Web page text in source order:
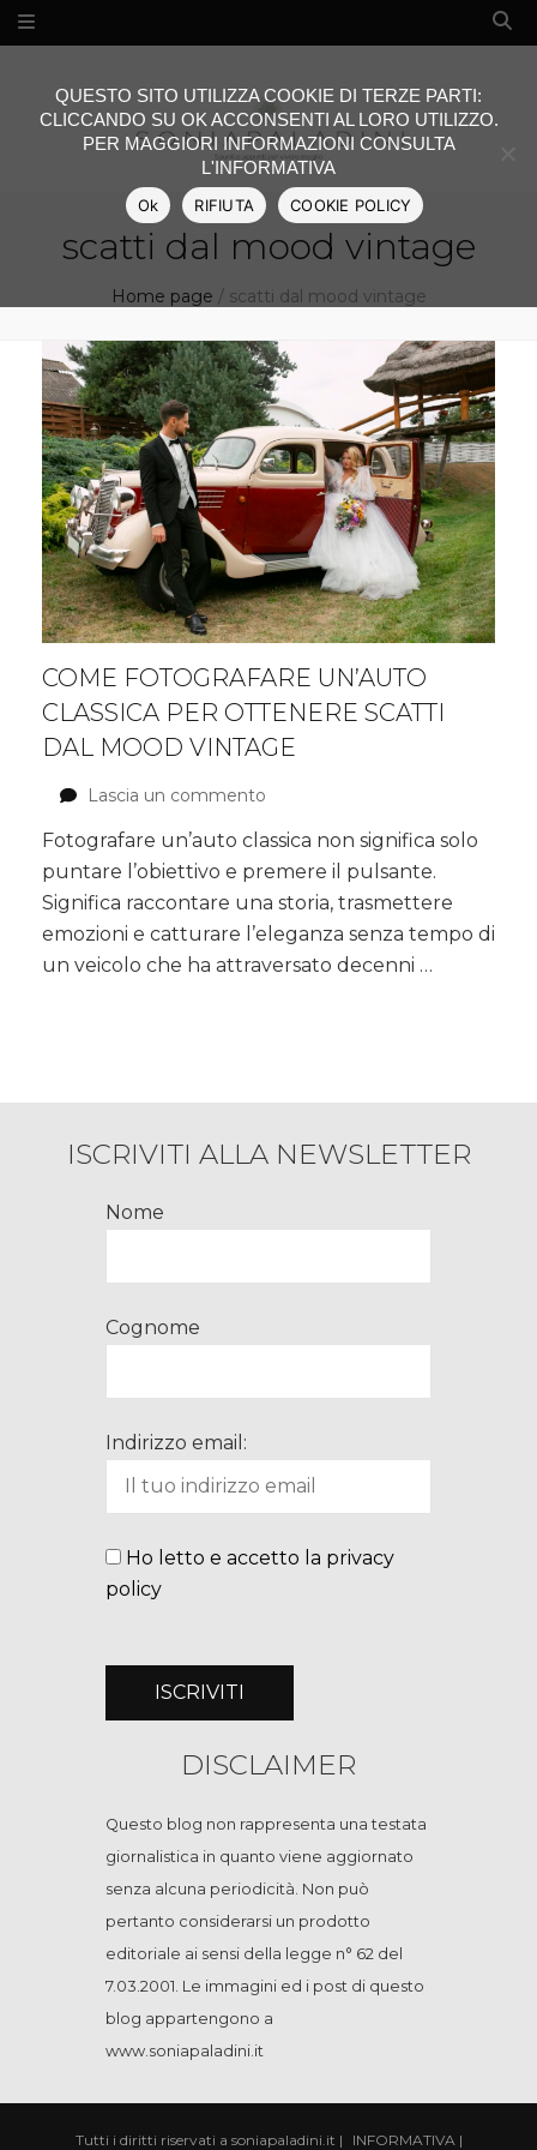
scatti dal mood vintage
Home page / scatti dal mood vintage
COME FOTOGRAFARE UN’AUTO
CLASSICA PER OTTENERE SCATTI
DAL MOOD VINTAGE
Lascia un commento
fotografare
un’auto
classica
per
ottenere
scatti
Fotografare un’auto classica non significa solo
puntare l’obiettivo e premere il pulsante.
Significa raccontare una storia, trasmettere
emozioni e catturare l’eleganza senza tempo di
un veicolo che ha attraversato decenni …
QUESTO SITO UTILIZZA COOKIE DI TERZE PARTI:
CLICCANDO SU OK ACCONSENTI AL LORO UTILIZZO.
PER MAGGIORI INFORMAZIONI CONSULTA
L'INFORMATIVA
Ok RIFIUTA COOKIE POLICY
ISCRIVITI ALLA NEWSLETTER
Nome
Cognome
Indirizzo email:
Ho letto e accetto la privacy
policy
DISCLAIMER
Questo blog non rappresenta una testata
giornalistica in quanto viene aggiornato
senza alcuna periodicità. Non può
pertanto considerarsi un prodotto
editoriale ai sensi della legge n° 62 del
7.03.2001. Le immagini ed i post di questo
blog appartengono a
www.soniapaladini.it
Tutti i diritti riservati a soniapaladini.it | INFORMATIVA|